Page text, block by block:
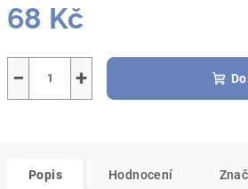
68 Kč
+
−
Popis Hodnocení